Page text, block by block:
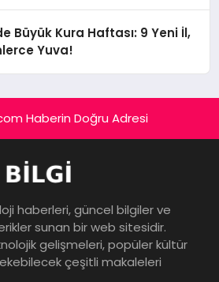
Büyük Kura Haftası: 9 Yeni İl,
Yuva!
Haberin Doğru Adresi
haberleri, güncel bilgiler ve
sunan bir web sitesidir.
gelişmeleri, popüler kültür
çeşitli makaleleri